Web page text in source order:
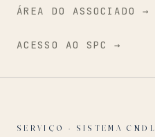
EM 5 MINUTOS
ÁREA DO ASSOCIADO →
ACESSO AO SPC →
SERVIÇO · SISTEMA CNDL